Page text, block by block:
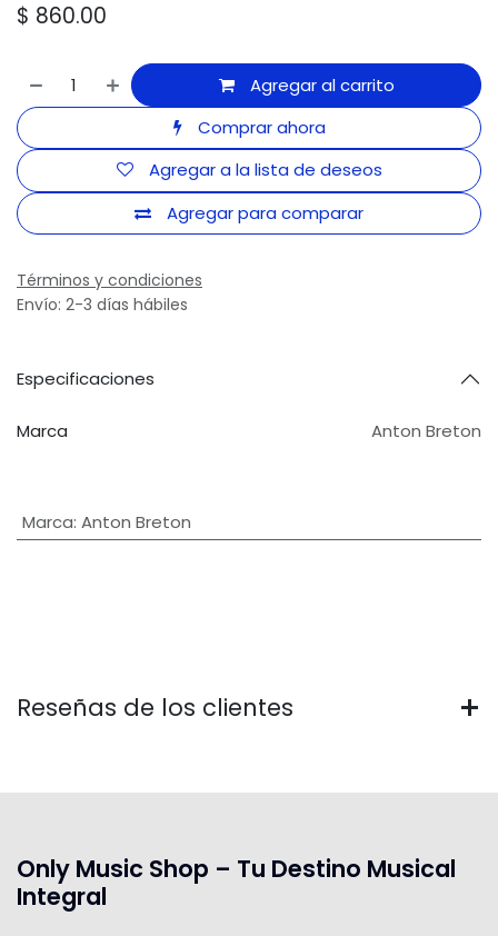
$ 860.00
Agregar al carrito
Comprar ahora
Agregar para comparar
Agregar a la lista de deseos
Términos y condiciones
Envío: 2-3 días hábiles
Especificaciones
Marca Anton Breton
Marca: Anton Breton
Reseñas de los clientes
Only Music Shop – Tu Destino Musical
Integral